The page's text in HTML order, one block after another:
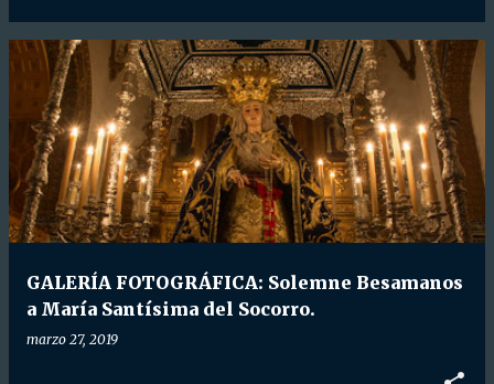
GALERÍA FOTOGRÁFICA: Solemne Besamanos
a María Santísima del Socorro.
marzo 27, 2019